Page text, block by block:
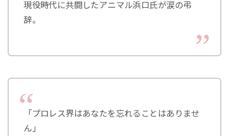
現役時代に共闘したアニマル浜口氏が涙の弔
辞。
「プロレス界はあなたを忘れることはありませ
ん」